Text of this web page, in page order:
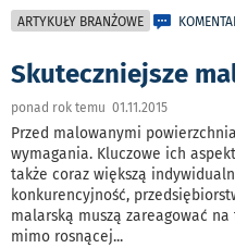
ARTYKUŁY BRANŻOWE
Skuteczniejsze
ponad rok temu 01.11.2015
Przed malowanymi
wymagania. Kluczowe ich
także coraz większą
konkurencyjność,
malarską muszą zareagować
mimo rosnącej...